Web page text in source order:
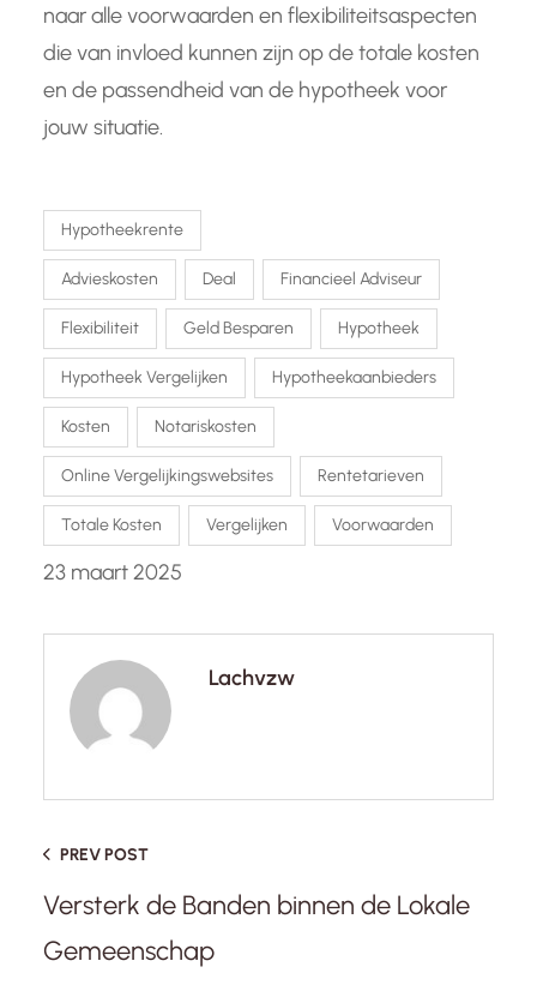
naar alle voorwaarden en flexibiliteitsaspecten
die van invloed kunnen zijn op de totale kosten
en de passendheid van de hypotheek voor
jouw situatie.
Hypotheekrente
Advieskosten Deal Financieel Adviseur
Flexibiliteit Geld Besparen Hypotheek
Hypotheek Vergelijken Hypotheekaanbieders
Kosten Notariskosten
Online Vergelijkingswebsites Rentetarieven
Totale Kosten Vergelijken Voorwaarden
23 maart 2025
Lachvzw
PREV POST
Versterk de Banden binnen de Lokale
Gemeenschap